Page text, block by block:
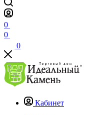
0
0
0
Кабинет